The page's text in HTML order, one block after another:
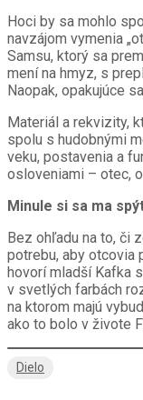
Hoci by sa mohlo
navzájom vymenia
Samsu, ktorý sa
mení na hmyz, s
Naopak, opakujúce
Materiál a rekvizity,
spolu s hudobnými
veku, postavenia a
osloveniami – otec,
Minule si sa ma
Bez ohľadu na to, či
potrebu, aby otcovia
hovorí mladší Kafka
v svetlých farbách
na ktorom majú
ako to bolo v živote
Dielo